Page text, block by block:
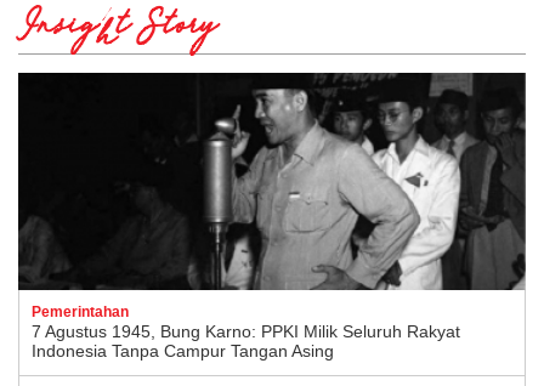
Insight Story
Pemerintahan
7 Agustus 1945, Bung Karno: PPKI Milik Seluruh Rakyat
Indonesia Tanpa Campur Tangan Asing